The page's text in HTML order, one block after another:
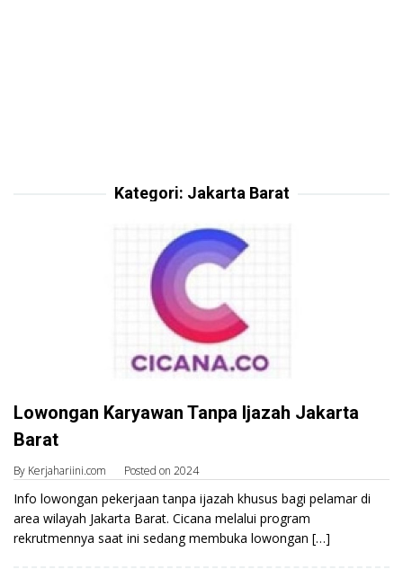
Kategori: Jakarta Barat
Lowongan Karyawan Tanpa Ijazah Jakarta
Barat
By Kerjahariini.com Posted on 2024
Info lowongan pekerjaan tanpa ijazah khusus bagi pelamar di
area wilayah Jakarta Barat. Cicana melalui program
rekrutmennya saat ini sedang membuka lowongan […]